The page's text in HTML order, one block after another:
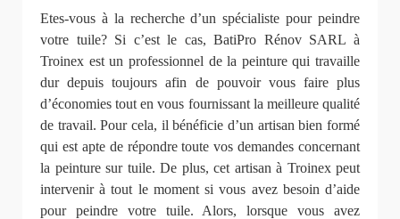
Etes-vous à la recherche d’un spécialiste pour peindre
votre tuile? Si c’est le cas, BatiPro Rénov SARL à
Troinex est un professionnel de la peinture qui travaille
dur depuis toujours afin de pouvoir vous faire plus
d’économies tout en vous fournissant la meilleure qualité
de travail. Pour cela, il bénéficie d’un artisan bien formé
qui est apte de répondre toute vos demandes concernant
la peinture sur tuile. De plus, cet artisan à Troinex peut
intervenir à tout le moment si vous avez besoin d’aide
pour peindre votre tuile. Alors, lorsque vous avez